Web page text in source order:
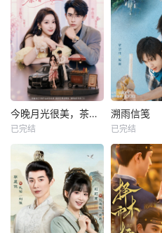
今晚月光很美，茶香四溢
已完结
溯雨信笺
已完结